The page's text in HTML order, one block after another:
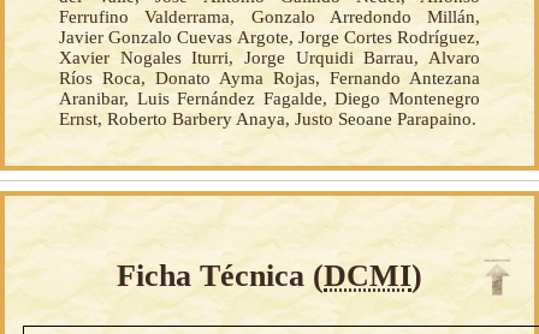
Ferrufino Valderrama, Gonzalo Arredondo Millán,
Javier Gonzalo Cuevas Argote, Jorge Cortes Rodríguez,
Xavier Nogales Iturri, Jorge Urquidi Barrau, Alvaro
Ríos Roca, Donato Ayma Rojas, Fernando Antezana
Aranibar, Luis Fernández Fagalde, Diego Montenegro
Ernst, Roberto Barbery Anaya, Justo Seoane Parapaino.
Ficha Técnica (DCMI)